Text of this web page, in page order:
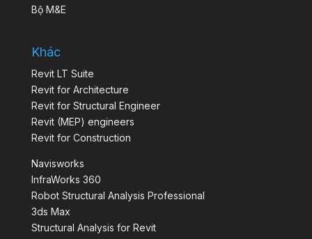
Bộ M&E
Khác
Revit LT Suite
Revit for Architecture
Revit for Structural Engineer
Revit (MEP) engineers
Revit for Construction
Navisworks
InfraWorks 360
Robot Structural Analysis Professional
3ds Max
Structural Analysis for Revit